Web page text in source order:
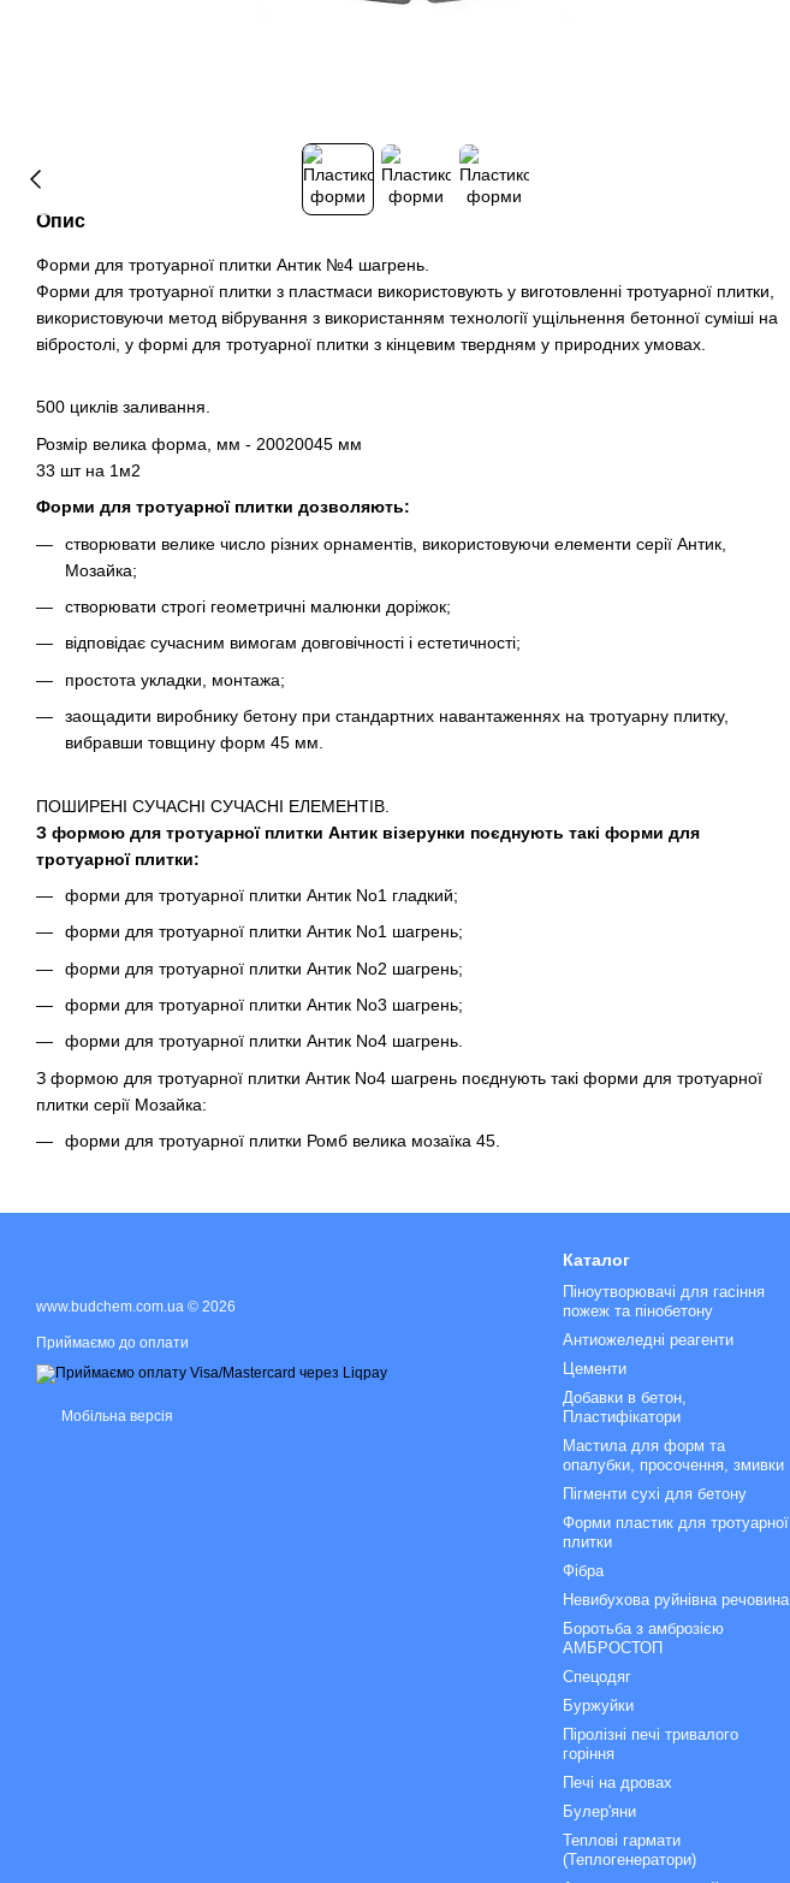
Опис
Форми для тротуарної плитки Антик №4 шагрень.
Форми для тротуарної плитки з пластмаси використовують у виготовленні тротуарної плитки,
використовуючи метод вібрування з використанням технології ущільнення бетонної суміші на
вібростолі, у формі для тротуарної плитки з кінцевим твердням у природних умовах.
500 циклів заливання.
Розмір велика форма , мм - 20020045 мм
33 шт на 1м2
Форми для тротуарної плитки дозволяють:
створювати велике число різних орнаментів, використовуючи елементи серії Антик,
Мозайка;
створювати строгі геометричні малюнки доріжок;
відповідає сучасним вимогам довговічності і естетичності;
простота укладки, монтажа;
заощадити виробнику бетону при стандартних навантаженнях на тротуарну плитку,
вибравши товщину форм 45 мм.
ПОШИРЕНІ СУЧАСНІ СУЧАСНІ ЕЛЕМЕНТІВ.
З формою для тротуарної плитки Антик візерунки поєднують такі форми для
тротуарної плитки:
форми для тротуарної плитки Антик No1 гладкий;
форми для тротуарної плитки Антик No1 шагрень;
форми для тротуарної плитки Антик No2 шагрень;
форми для тротуарної плитки Антик No3 шагрень;
форми для тротуарної плитки Антик No4 шагрень.
З формою для тротуарної плитки Антик No4 шагрень поєднують такі форми для тротуарної
плитки серії Мозайка:
форми для тротуарної плитки Ромб велика мозаїка 45.
www.budchem.com.ua © 2026
Приймаємо до оплати
Мобільна версія
Каталог
Піноутворювачі для гасіння
пожеж та пінобетону
Антиожеледні реагенти
Цементи
Добавки в бетон,
Пластифікатори
Мастила для форм та
опалубки, просочення, змивки
Пігменти сухі для бетону
Форми пластик для тротуарної
плитки
Фібра
Невибухова руйнівна речовина
Боротьба з амброзією
АМБРОСТОП
Спецодяг
Буржуйки
Піролізні печі тривалого
горіння
Печі на дровах
Булер'яни
Теплові гармати
(Теплогенератори)